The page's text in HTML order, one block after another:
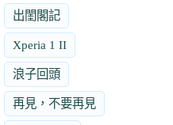
出閨閣記
Xperia 1 II
浪子回頭
再見，不要再見